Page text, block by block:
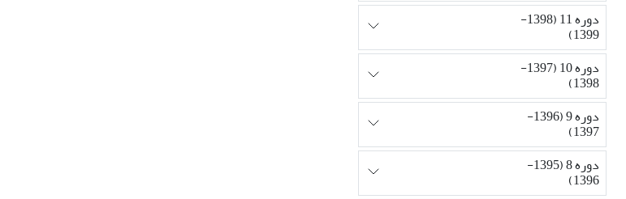
دوره 11 (1398-
1399)
دوره 10 (1397-
1398)
دوره 9 (1396-
1397)
دوره 8 (1395-
1396)